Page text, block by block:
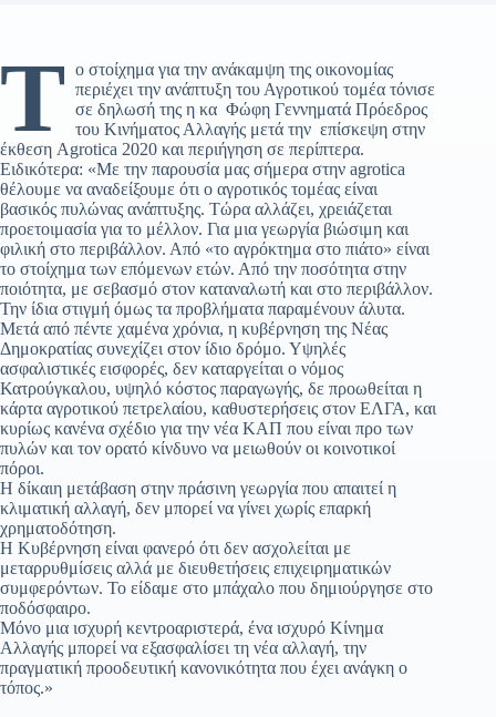
Τ ο στοίχημα για την ανάκαμψη της οικονομίας
περιέχει την ανάπτυξη του Αγροτικού τομέα τόνισε
σε δηλωσή της η κα Φώφη Γεννηματά Πρόεδρος
του Κινήματος Αλλαγής μετά την επίσκεψη στην
έκθεση Agrotica 2020 και περιήγηση σε περίπτερα.
Ειδικότερα: «Με την παρουσία μας σήμερα στην agrotica
θέλουμε να αναδείξουμε ότι ο αγροτικός τομέας είναι
βασικός πυλώνας ανάπτυξης. Τώρα αλλάζει, χρειάζεται
προετοιμασία για το μέλλον. Για μια γεωργία βιώσιμη και
φιλική στο περιβάλλον. Από «το αγρόκτημα στο πιάτο» είναι
το στοίχημα των επόμενων ετών. Από την ποσότητα στην
ποιότητα, με σεβασμό στον καταναλωτή και στο περιβάλλον.
Την ίδια στιγμή όμως τα προβλήματα παραμένουν άλυτα.
Μετά από πέντε χαμένα χρόνια, η κυβέρνηση της Νέας
Δημοκρατίας συνεχίζει στον ίδιο δρόμο. Υψηλές
ασφαλιστικές εισφορές, δεν καταργείται ο νόμος
Κατρούγκαλου, υψηλό κόστος παραγωγής, δε προωθείται η
κάρτα αγροτικού πετρελαίου, καθυστερήσεις στον ΕΛΓΑ, και
κυρίως κανένα σχέδιο για την νέα ΚΑΠ που είναι προ των
πυλών και τον ορατό κίνδυνο να μειωθούν οι κοινοτικοί
πόροι.
Η δίκαιη μετάβαση στην πράσινη γεωργία που απαιτεί η
κλιματική αλλαγή, δεν μπορεί να γίνει χωρίς επαρκή
χρηματοδότηση.
Η Κυβέρνηση είναι φανερό ότι δεν ασχολείται με
μεταρρυθμίσεις αλλά με διευθετήσεις επιχειρηματικών
συμφερόντων. Το είδαμε στο μπάχαλο που δημιούργησε στο
ποδόσφαιρο.
Μόνο μια ισχυρή κεντροαριστερά, ένα ισχυρό Κίνημα
Αλλαγής μπορεί να εξασφαλίσει τη νέα αλλαγή, την
πραγματική προοδευτική κανονικότητα που έχει ανάγκη ο
τόπος.»